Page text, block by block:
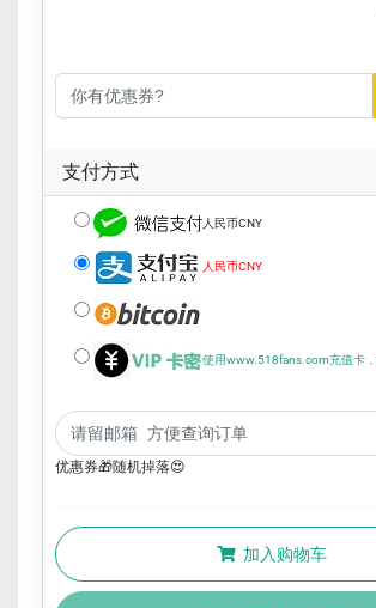
支付方式
人民币CNY
人民币CNY
使用www.518fans.com充值卡，
优惠券🎁随机掉落😍
加入购物车